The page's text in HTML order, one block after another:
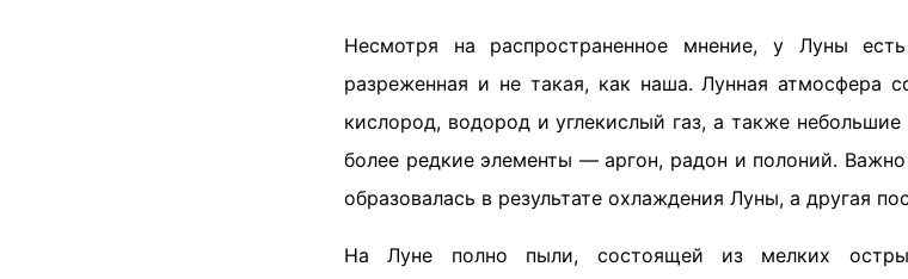
Несмотря на распространенное мнение, у Луны
разреженная и не такая, как наша. Лунная атмосфера
кислород, водород и углекислый газ, а также
более редкие элементы — аргон, радон и полоний. Важно
образовалась в результате охлаждения Луны, а другая
На Луне полно пыли, состоящей из мелких острых